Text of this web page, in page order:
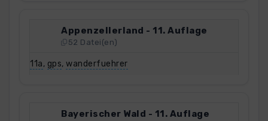
Appenzellerland - 11. Auflage
52 Datei(en)
11a, gps, wanderfuehrer
Bayerischer Wald - 11. Auflage